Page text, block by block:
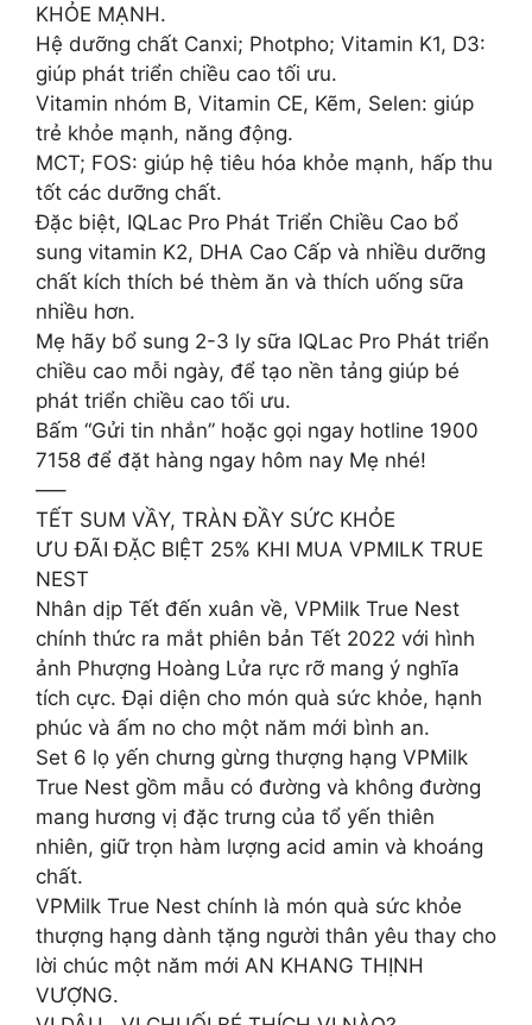
KHỎE MẠNH.
Hệ dưỡng chất Canxi; Photpho; Vitamin K1, D3:
giúp phát triển chiều cao tối ưu.
Vitamin nhóm B, Vitamin CE, Kẽm, Selen: giúp
trẻ khỏe mạnh, năng động.
MCT; FOS: giúp hệ tiêu hóa khỏe mạnh, hấp thu
tốt các dưỡng chất.
Đặc biệt, IQLac Pro Phát Triển Chiều Cao bổ
sung vitamin K2, DHA Cao Cấp và nhiều dưỡng
chất kích thích bé thèm ăn và thích uống sữa
nhiều hơn.
Mẹ hãy bổ sung 2-3 ly sữa IQLac Pro Phát triển
chiều cao mỗi ngày, để tạo nền tảng giúp bé
phát triển chiều cao tối ưu.
Bấm “Gửi tin nhắn” hoặc gọi ngay hotline 1900
7158 để đặt hàng ngay hôm nay Mẹ nhé!
—–
TẾT SUM VẦY, TRÀN ĐẦY SỨC KHỎE
ƯU ĐÃI ĐẶC BIỆT 25% KHI MUA VPMILK TRUE
NEST
Nhân dịp Tết đến xuân về, VPMilk True Nest
chính thức ra mắt phiên bản Tết 2022 với hình
ảnh Phượng Hoàng Lửa rực rỡ mang ý nghĩa
tích cực. Đại diện cho món quà sức khỏe, hạnh
phúc và ấm no cho một năm mới bình an.
Set 6 lọ yến chưng gừng thượng hạng VPMilk
True Nest gồm mẫu có đường và không đường
mang hương vị đặc trưng của tổ yến thiên
nhiên, giữ trọn hàm lượng acid amin và khoáng
chất.
VPMilk True Nest chính là món quà sức khỏe
thượng hạng dành tặng người thân yêu thay cho
lời chúc một năm mới AN KHANG THỊNH
VƯỢNG.